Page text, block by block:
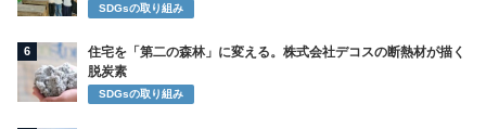
SDGsの取り組み
6
住宅を「第二の森林」に変える。株式会社デコスの断熱材が描く
脱炭素
SDGsの取り組み